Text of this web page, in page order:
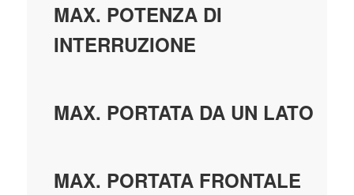
MAX. POTENZA DI
INTERRUZIONE
MAX. PORTATA DA UN LATO
MAX. PORTATA FRONTALE